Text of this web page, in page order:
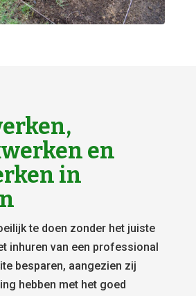
en
in
te doen zonder het juiste
inhuren van een professional
besparen, aangezien zij
hebben met het goed